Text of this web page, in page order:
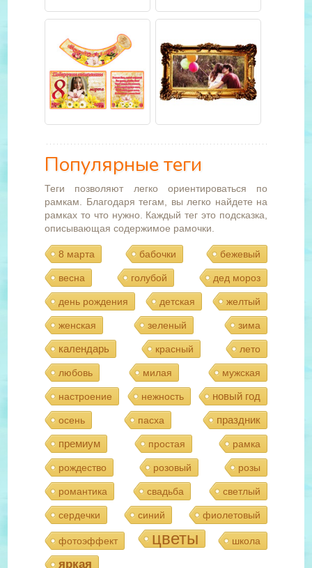
Популярные теги
Теги позволяют легко ориентироваться по
рамкам. Благодаря тегам, вы легко найдете на
рамках то что нужно. Каждый тег это подсказка,
описывающая содержимое рамочки.
8 марта бабочки бежевый
весна голубой дед мороз
день рождения детская желтый
женская зеленый зима
календарь красный лето
любовь милая мужская
настроение нежность новый год
осень пасха
праздник
премиум
простая рамка
рождество розовый розы
романтика свадьба светлый
сердечки синий фиолетовый
фотоэффект цветы школа
яркая